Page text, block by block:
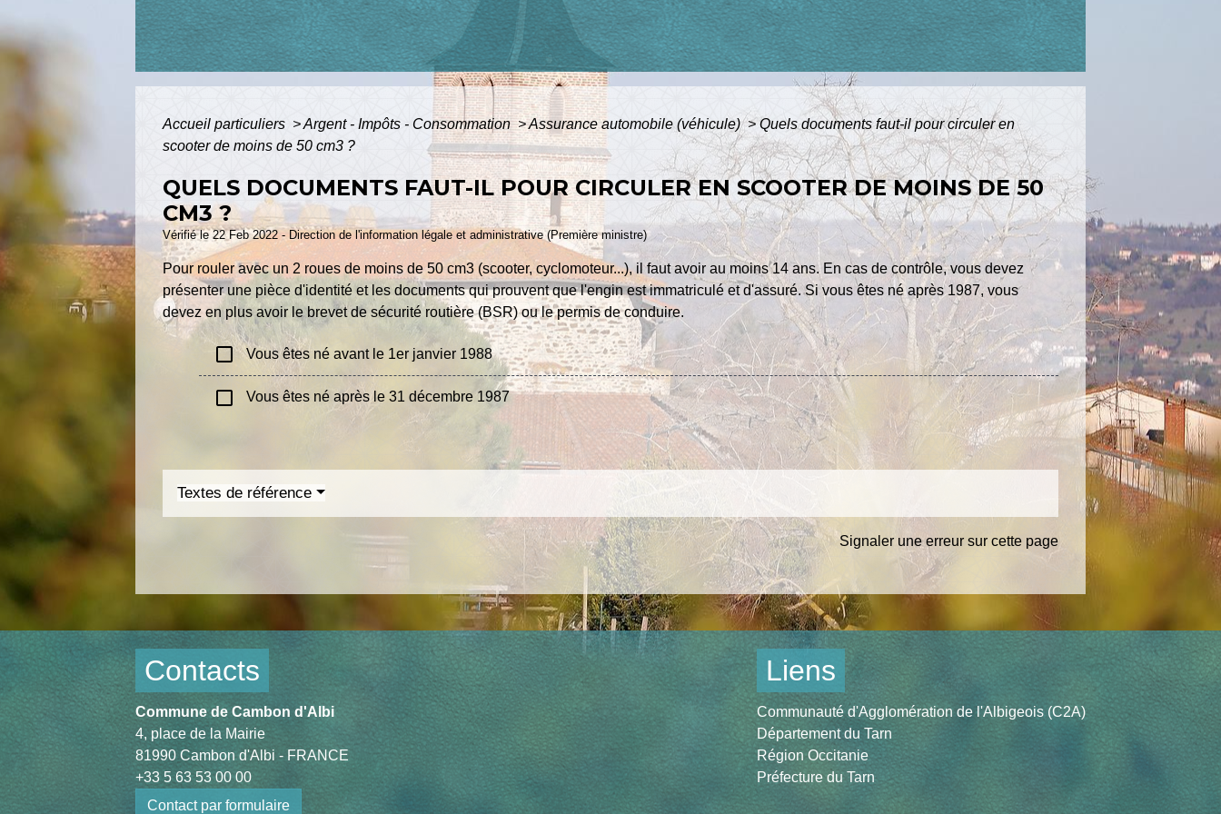
Accueil particuliers > Argent - Impôts - Consommation>Assurance automobile (véhicule)> Quels documents faut-il pour circuler en
scooter de moins de 50 cm3 ?
QUELS DOCUMENTS FAUT-IL POUR CIRCULER EN SCOOTER DE MOINS DE 50
CM3 ?
Vérifié le 22 Feb 2022 - Direction de l'information légale et administrative (Première ministre)
Pour rouler avec un 2 roues de moins de 50 cm3 (scooter, cyclomoteur...), il faut avoir au moins 14 ans. En cas de contrôle, vous devez
présenter une pièce d'identité et les documents qui prouvent que l'engin est immatriculé et d'assuré. Si vous êtes né après 1987, vous
devez en plus avoir le brevet de sécurité routière (BSR) ou le permis de conduire.
check_box_outline_blank Vous êtes né avant le 1er janvier 1988
check_box_outline_blank Vous êtes né après le 31 décembre 1987
Textes de référence
Signaler une erreur sur cette page
Contacts
Commune de Cambon d'Albi
4, place de la Mairie
81990 Cambon d'Albi - FRANCE
+33 5 63 53 00 00
Contact par formulaire
Liens
Communauté d'Agglomération de l'Albigeois (C2A)
Département du Tarn
Région Occitanie
Préfecture du Tarn